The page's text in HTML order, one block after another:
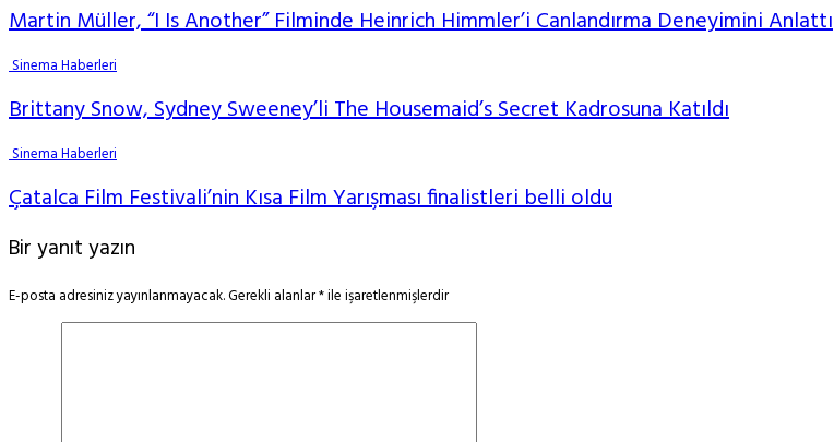
Martin Müller, “I Is Another” Filminde Heinrich Himmler’i Canlandırma Deneyimini Anlattı
Sinema Haberleri
Brittany Snow, Sydney Sweeney’li The Housemaid’s Secret Kadrosuna Katıldı
Sinema Haberleri
Çatalca Film Festivali’nin Kısa Film Yarışması finalistleri belli oldu
Bir yanıt yazın
E-posta adresiniz yayınlanmayacak.Gerekli alanlar*ile işaretlenmişlerdir